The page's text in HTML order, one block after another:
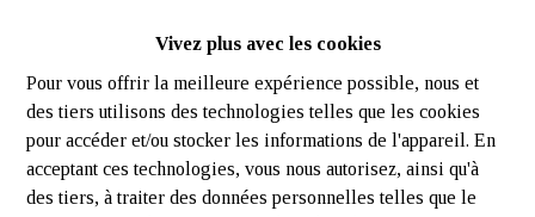
Vivez plus avec les cookies
Pour vous offrir la meilleure expérience possible, nous et
des tiers utilisons des technologies telles que les cookies
pour accéder et/ou stocker les informations de l'appareil. En
acceptant ces technologies, vous nous autorisez, ainsi qu'à
des tiers, à traiter des données personnelles telles que le
Depuis 2018, la maison a bénéficié d’importants travaux visant
à améliorer aussi bien le confort que l’efficacité énergétique
du bâtiment.
Parmi les transformations réalisées, on retrouve l’installation
d’une pompe à chaleur avec chauffage au sol, la réalisation
d’une nouvelle chape, le remplacement complet des châssis,